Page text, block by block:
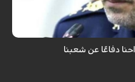
الإيراني".
دفاعًا عن شعبنا